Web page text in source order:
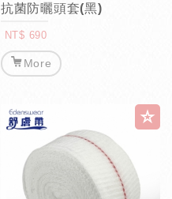
抗菌防曬頭套(黑)
NT$ 690
More